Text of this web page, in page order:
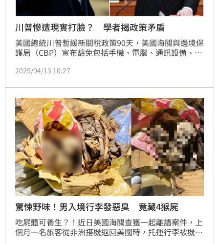
川普慘遭現實打臉？ 學者揭政策矛盾
美國總統川普暫緩新關稅政策90天，美國海關與邊境保
護局（CBP）宣布豁免包括手機、電腦、通訊設備、顯
中分析，川普此舉等同承認「美國目前仍無法與中國製
川普不會輕易承認錯誤，更不想讓自己看起來「輸
了」，這可能意味著還有其他新招可能出爐。
2025/04/13 10:27
驚悚野味！男入境行李發惡臭 竟藏4猴屍
吃屍體可養生？！近日美國海關查獲一起離譜案件，上
個月一名旅客從非洲搭機返回美國時，托運行李被機場